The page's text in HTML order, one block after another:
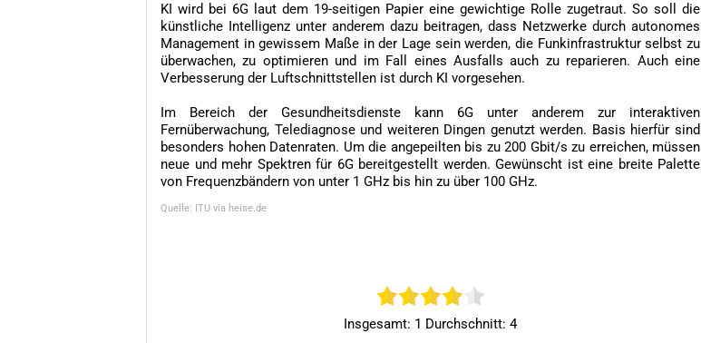
KI wird bei 6G laut dem 19-seitigen Papier eine gewichtige Rolle zugetraut. So soll die
künstliche Intelligenz unter anderem dazu beitragen, dass Netzwerke durch autonomes
Management in gewissem Maße in der Lage sein werden, die Funkinfrastruktur selbst zu
überwachen, zu optimieren und im Fall eines Ausfalls auch zu reparieren. Auch eine
Verbesserung der Luftschnittstellen ist durch KI vorgesehen.
Im Bereich der Gesundheitsdienste kann 6G unter anderem zur interaktiven
Fernüberwachung, Telediagnose und weiteren Dingen genutzt werden. Basis hierfür sind
besonders hohen Datenraten. Um die angepeilten bis zu 200 Gbit/s zu erreichen, müssen
neue und mehr Spektren für 6G bereitgestellt werden. Gewünscht ist eine breite Palette
von Frequenzbändern von unter 1 GHz bis hin zu über 100 GHz.
Quelle: ITU via heise.de
Insgesamt: 1 Durchschnitt: 4